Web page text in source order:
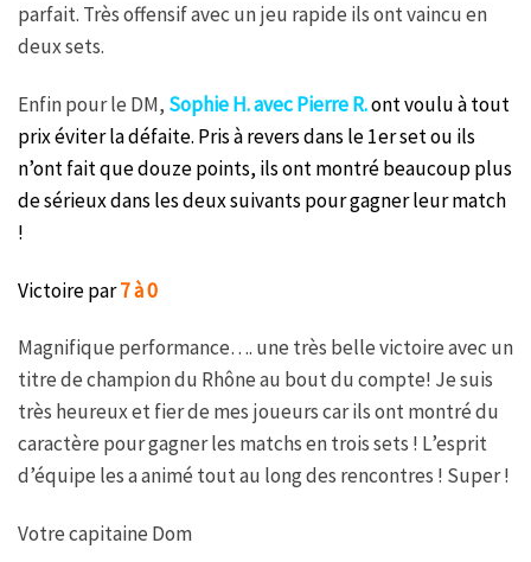
parfait. Très offensif avec un jeu rapide ils ont vaincu en
deux sets.
Enfin pour le DM, Sophie H. avec Pierre R.ontvoulu à tout
prix éviter la défaite. Pris à revers dans le 1er set ou ils
n’ont fait que douze points, ils ont montré beaucoup plus
de sérieux dans les deux suivants pour gagner leur match
!
Victoire par7 à 0
Magnifique performance…. une très belle victoire avec un
titre de champion du Rhône au bout du compte! Je suis
très heureux et fier de mes joueurs car ils ont montré du
caractère pour gagner les matchs en trois sets ! L’esprit
d’équipe les a animé tout au long des rencontres ! Super !
Votre capitaine Dom